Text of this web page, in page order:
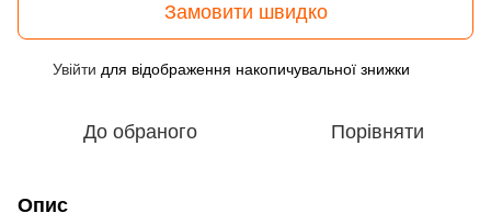
Замовити швидко
Увійти для відображення накопичувальної знижки
До обраного Порівняти
Опис